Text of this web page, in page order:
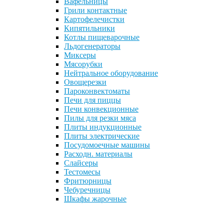
Грили контактные
Картофелечистки
Кипятильники
Котлы пищеварочные
Льдогенераторы
Миксеры
Мясорубки
Нейтральное оборудование
Овощерезки
Пароконвектоматы
Печи для пиццы
Печи конвекционные
Пилы для резки мяса
Плиты индукционные
Плиты электрические
Посудомоечные машины
Расходн. материалы
Слайсеры
Тестомесы
Фритюрницы
Чебуречницы
Шкафы жарочные